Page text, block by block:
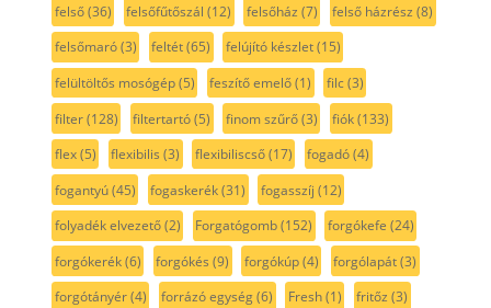
felső(36) felsőfűtőszál (12) felsőház (7) felső házrész (8)
felsőmaró(3) feltét(65) felújító készlet(15)
felültöltős mosógép(5) feszítő emelő(1) filc(3)
filter(128) filtertartó(5) finom szűrő(3) fiók(133)
flex(5) flexibilis (3) flexibiliscső(17) fogadó(4)
fogantyú(45) fogaskerék(31) fogasszíj (12)
folyadék elvezető(2) Forgatógomb(152) forgókefe (24)
forgókerék(6) forgókés (9) forgókúp(4) forgólapát(3)
forgótányér(4) forrázó egység(6) Fresh(1) fritőz (3)